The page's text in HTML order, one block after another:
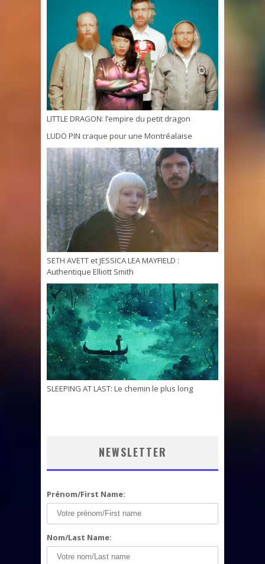
LITTLE DRAGON: l’empire du petit dragon
LUDO PIN craque pour une Montréalaise
SETH AVETT et JESSICA LEA MAYFIELD :
Authentique Elliott Smith
SLEEPING AT LAST: Le chemin le plus long
NEWSLETTER
Prénom/First Name:
Nom/Last Name: